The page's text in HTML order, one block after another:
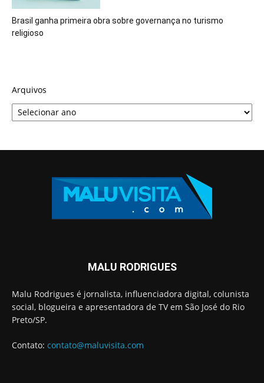
Brasil ganha primeira obra sobre governança no turismo
religioso
Arquivos
MALU RODRIGUES
Malu Rodrigues é jornalista, influenciadora digital, colunista
social, blogueira e apresentadora de TV em São José do Rio
Preto/SP.
Contato: contato@maluvisita.com